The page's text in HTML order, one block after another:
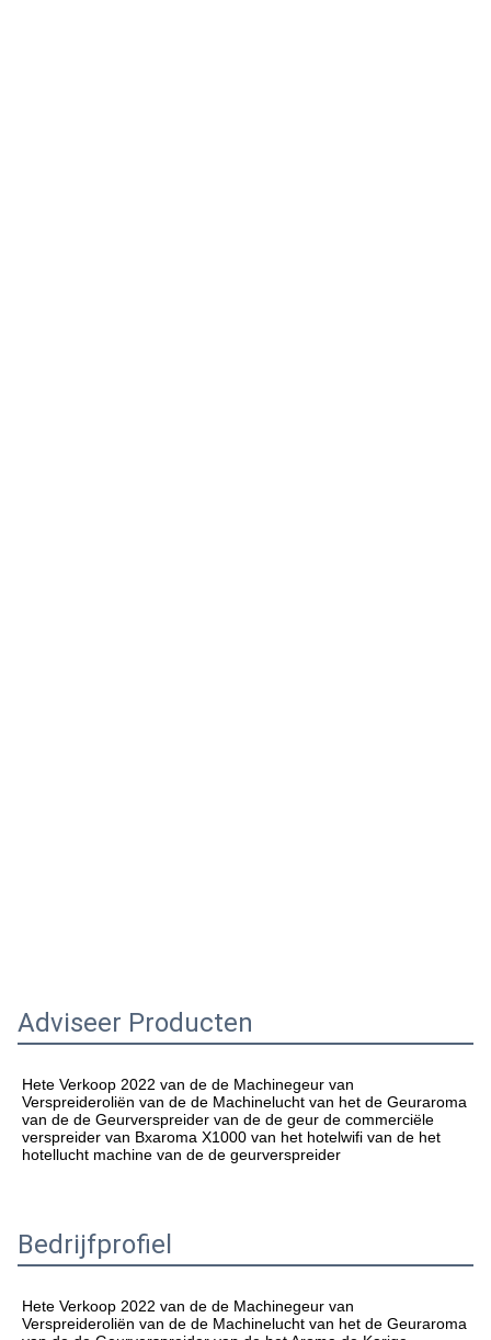
Adviseer Producten
Hete Verkoop 2022 van de de Machinegeur van
Verspreideroliën van de de Machinelucht van het de Geuraroma
van de de Geurverspreider van de de geur de commerciële
verspreider van Bxaroma X1000 van het hotelwifi van
hotellucht machine van de de geurverspreider
Bedrijfprofiel
Hete Verkoop 2022 van de de Machinegeur van
Verspreideroliën van de de Machinelucht van het de Geuraroma